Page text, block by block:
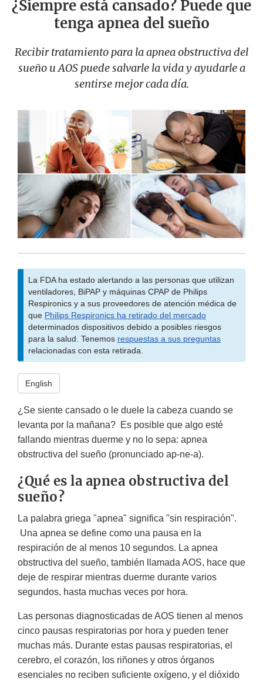
¿Siempre está cansado? Puede que
tenga apnea del sueño
Recibir tratamiento para la apnea obstructiva del
sueño u AOS puede salvarle la vida y ayudarle a
sentirse mejor cada día.
La FDA ha estado alertando a las personas que utilizan
ventiladores, BiPAP y máquinas CPAP de Philips
Respironics y a sus proveedores de atención médica de
que Philips Respironics ha retirado del mercado
determinados dispositivos debido a posibles riesgos
para la salud. Tenemos respuestas a sus preguntas
relacionadas con esta retirada.
English
¿Se siente cansado o le duele la cabeza cuando se
levanta por la mañana? Es posible que algo esté
fallando mientras duerme y no lo sepa: apnea
obstructiva del sueño (pronunciado ap-ne-a).
¿Qué es la apnea obstructiva del
sueño?
La palabra griega "apnea" significa "sin respiración".
Una apnea se define como una pausa en la
respiración de al menos 10 segundos. La apnea
obstructiva del sueño, también llamada AOS, hace que
deje de respirar mientras duerme durante varios
segundos, hasta muchas veces por hora.
Las personas diagnosticadas de AOS tienen al menos
cinco pausas respiratorias por hora y pueden tener
muchas más. Durante estas pausas respiratorias, el
cerebro, el corazón, los riñones y otros órganos
esenciales no reciben suficiente oxígeno, y el dióxido